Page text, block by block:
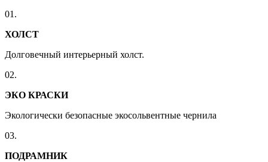
01.
ХОЛСТ
Долговечный интерьерный холст.
02.
ЭКО КРАСКИ
Экологически безопасные экосольвентные чернила
03.
ПОДРАМНИК